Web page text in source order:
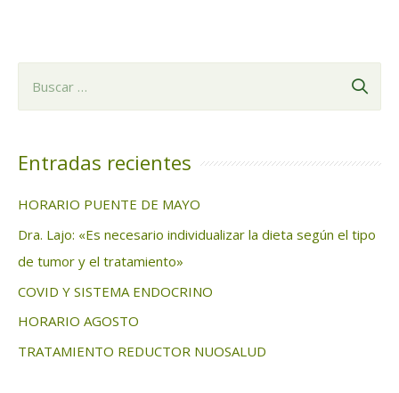
c
r
:
Entradas recientes
HORARIO PUENTE DE MAYO
Dra. Lajo: «Es necesario individualizar la dieta según el tipo
de tumor y el tratamiento»
COVID Y SISTEMA ENDOCRINO
HORARIO AGOSTO
TRATAMIENTO REDUCTOR NUOSALUD